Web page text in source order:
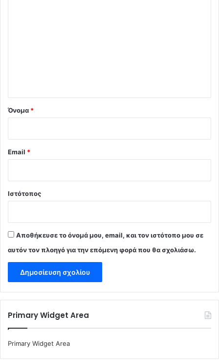
Όνομα *
Email *
Ιστότοπος
Αποθήκευσε το όνομά μου, email, και τον ιστότοπο μου σε
αυτόν τον πλοηγό για την επόμενη φορά που θα σχολιάσω.
Primary Widget Area
Primary Widget Area